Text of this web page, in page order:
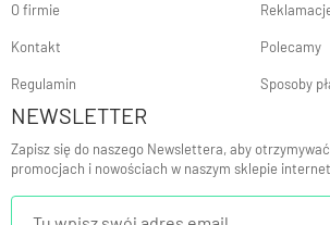
O firmie
Kontakt
Regulamin
Polecamy
Sposoby
NEWSLETTER
Zapisz się do naszego Newslettera, aby
promocjach i nowościach w naszym sklepie